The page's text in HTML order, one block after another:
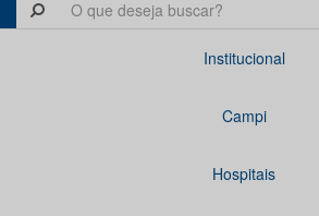
Institucional
Campi
Hospitais